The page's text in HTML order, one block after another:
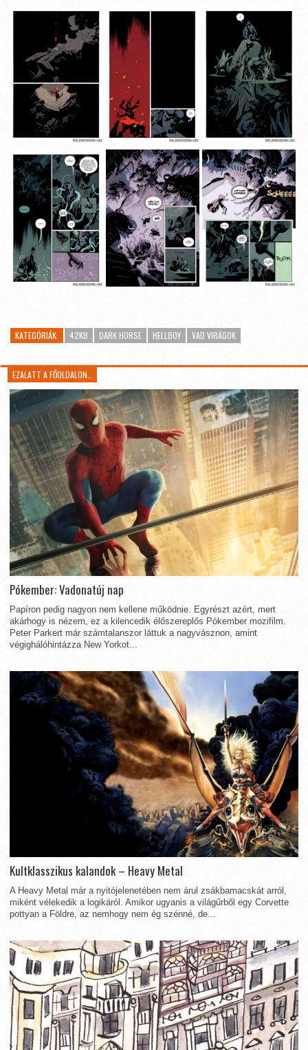
KATEGÓRIÁK: 42KB DARK HORSE HELLBOY VAD VIRÁGOK
EZALATT A FŐOLDALON…
Pókember: Vadonatúj nap
Papíron pedig nagyon nem kellene működnie. Egyrészt azért, mert
akárhogy is nézem, ez a kilencedik élőszereplős Pókember mozifilm.
Peter Parkert már számtalanszor láttuk a nagyvásznon, amint
végighálóhintázza New Yorkot...
Kultklasszikus kalandok – Heavy Metal
A Heavy Metal már a nyitójelenetében nem árul zsákbamacskát arról,
miként vélekedik a logikáról. Amikor ugyanis a világűrből egy Corvette
pottyan a Földre, az nemhogy nem ég szénné, de...